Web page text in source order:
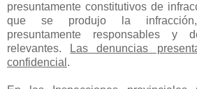
presuntamente constitutivos de
que se produjo la
presuntamente responsables y
relevantes.
Las denuncias
confidencial .